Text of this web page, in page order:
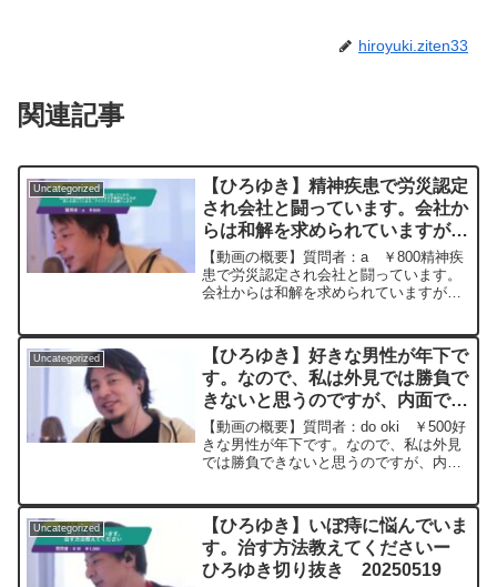
hiroyuki.ziten33
関連記事
Uncategorized
【ひろゆき】精神疾患で労災認定
され会社と闘っています。会社か
らは和解を求められていますが裁
判をした方が良いか迷っていま
す。アドバイスをお願いします。
ー ひろゆき切り抜き
【動画の概要】質問者：a ￥800精神疾
患で労災認定され会社と闘っています。
会社からは和解を求められていますが裁
をお願いします。元動画：能登半島に最
大同時接続✖️30...
Uncategorized
【ひろゆき】好きな男性が年下で
す。なので、私は外見では勝負で
きないと思うのですが、内面で勝
負しようとしたら、どういうとこ
ろを頑張ればよいでしょうか？
ー ひろゆき切り抜き
【動画の概要】質問者：do oki ￥500好
きな男性が年下です。なので、私は外見
では勝負できないと思うのですが、内面
ABEMA primeから続いて。Appie fre...
Uncategorized
【ひろゆき】いぼ痔に悩んでいま
す。治す方法教えてくださいー
ひろゆき切り抜き 20250519